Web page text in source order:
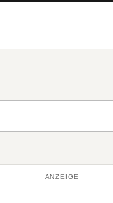
ANZEIGE